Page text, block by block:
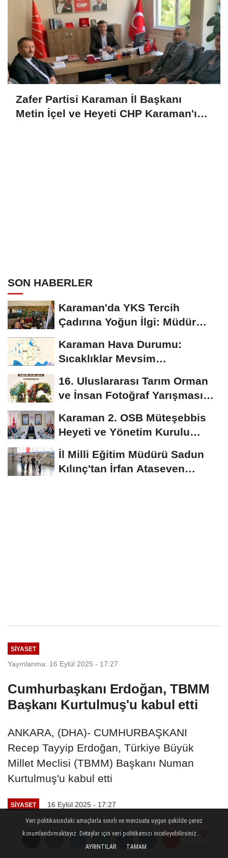
Zafer Partisi Karaman İl Başkanı
Metin İçel ve Heyeti CHP Karaman'ı
SON HABERLER
Karaman'da YKS Tercih
Çadırına Yoğun İlgi: Müdür
Karaman Hava Durumu:
Sıcaklıklar Mevsim
Seyredecek
16. Uluslararası Tarım Orman
ve İnsan Fotoğraf Yarışması
Karaman 2. OSB Müteşebbis
Heyeti ve Yönetim Kurulu
Toplantısı Gerçekleştirildi
İl Milli Eğitim Müdürü Sadun
Kılınç'tan İrfan Ataseven
SIYASET
Yayınlanma: 16 Eylül 2025 - 17:27
Cumhurbaşkanı Erdoğan, TBMM
Başkanı Kurtulmuş'u kabul etti
ANKARA, (DHA)- CUMHURBAŞKANI
Recep Tayyip Erdoğan, Türkiye Büyük
Millet Meclisi (TBMM) Başkanı Numan
Kurtulmuş'u kabul etti
SIYASET 16 Eylül 2025 - 17:27
A
Veri politikasındaki amaçlarla sınırlı ve mevzuata uygun şekilde çerez
konumlandırmaktayız. Detaylar için veri politikamızı inceleyebilirsiniz...
AYRINTILAR
TAMAM